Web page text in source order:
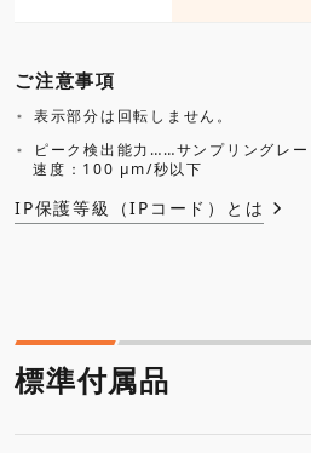
ご注意事項
表示部分は回転しません。
ピーク検出能力……サンプリングレ
速度：100 μm/秒以下
IP保護等級（IPコード）とは
標準付属品